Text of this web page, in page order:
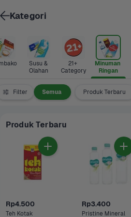
Susu &
Olahan
21+
Category
Minuman
Ringan
Filter Semua Produk Terbaru
Produk Terbaru
Rp4.500
Teh Kotak
Rp3.400
Pristine Mineral
Kategori